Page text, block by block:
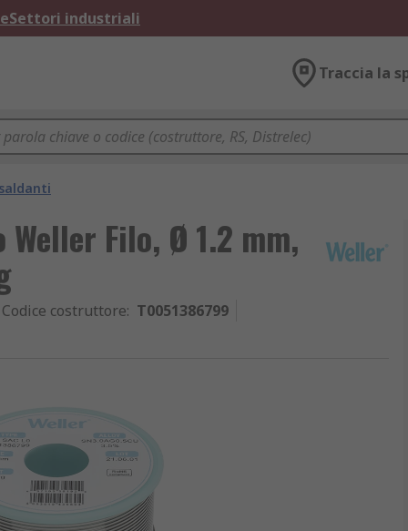
Settori industriali
Traccia la
Weller Filo, Ø 1.2 mm,
Codice costruttore: T0051386799